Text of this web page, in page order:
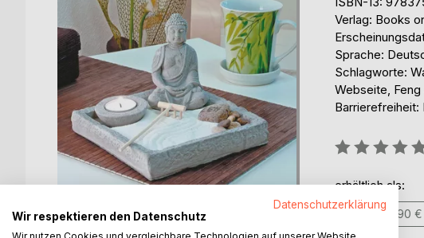
Verlag: Books
Sprache:
Schlagworte:
Webseite, Feng
Barrierefreiheit:
Bewertung::
erhältlich als:
BUCH 7,90 €
Datenschutzerklärung
Wir respektieren den Datenschutz